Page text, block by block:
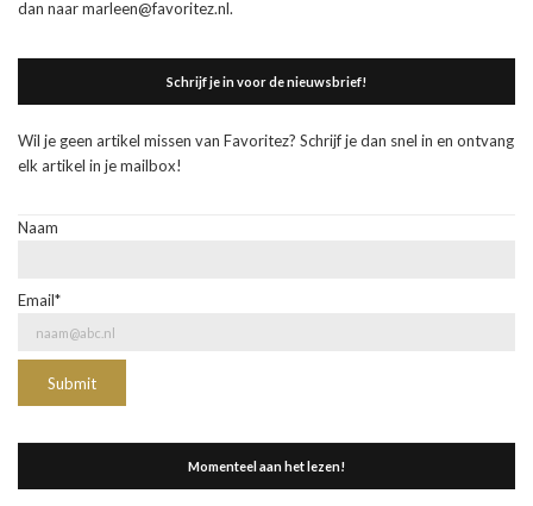
dan naar marleen@favoritez.nl.
Schrijf je in voor de nieuwsbrief!
Wil je geen artikel missen van Favoritez? Schrijf je dan snel in en ontvang
elk artikel in je mailbox!
Naam
Email*
Momenteel aan het lezen!